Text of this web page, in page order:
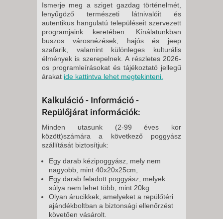
Ismerje meg a sziget gazdag történelmét,
lenyűgöző természeti látnivalóit és
autentikus hangulatú településeit szervezett
programjaink keretében. Kínálatunkban
buszos városnézések, hajós és jeep
szafarik, valamint különleges kulturális
élmények is szerepelnek. A részletes 2026-
os programleírásokat és tájékoztató jellegű
árakat ide kattintva lehet megtekinteni.
Kalkuláció - Információ -
Repülőjárat információk:
Minden utasunk (2-99 éves kor
között)számára a következő poggyász
szállítását biztosítjuk:
Egy darab kézipoggyász, mely nem
nagyobb, mint 40x20x25cm,
Egy darab feladott poggyász, melyek
súlya nem lehet több, mint 20kg
Olyan árucikkek, amelyeket a repülőtéri
ajándékboltban a biztonsági ellenőrzést
követően vásárolt.